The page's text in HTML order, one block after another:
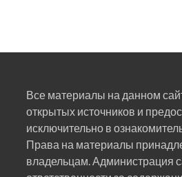
Все материалы на данном
открытых источников и
исключительно в
Права на материалы
владельцам. Администрация